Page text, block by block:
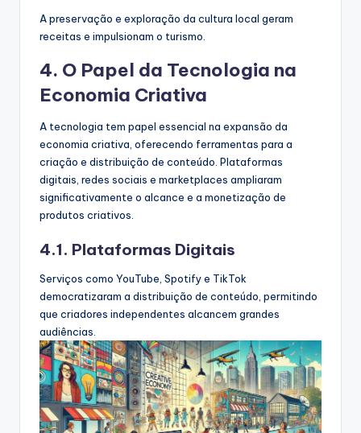
A preservação e exploração da cultura local geram
receitas e impulsionam o turismo.
4. O Papel da Tecnologia na
Economia Criativa
A tecnologia tem papel essencial na expansão da
economia criativa, oferecendo ferramentas para a
criação e distribuição de conteúdo. Plataformas
digitais, redes sociais e marketplaces ampliaram
significativamente o alcance e a monetização de
produtos criativos.
4.1. Plataformas Digitais
Serviços como YouTube, Spotify e TikTok
democratizaram a distribuição de conteúdo, permitindo
que criadores independentes alcancem grandes
audiências.